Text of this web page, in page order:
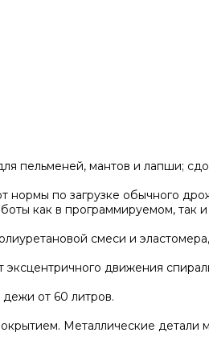
пельменей, мантов и лапши;
по загрузке обычного
как в программируемом,
смеси и
эксцентричного движения
от 60 литров.
Металлические